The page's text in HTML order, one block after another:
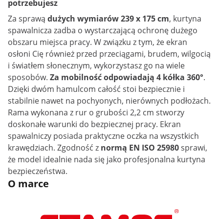
potrzebujesz
Za sprawą dużych wymiarów 239 x 175 cm, kurtyna
spawalnicza zadba o wystarczającą ochronę dużego
obszaru miejsca pracy. W związku z tym, że ekran
osłoni Cię również przed przeciągami, brudem, wilgocią
i światłem słonecznym, wykorzystasz go na wiele
sposobów. Za mobilność odpowiadają 4 kółka 360°.
Dzięki dwóm hamulcom całość stoi bezpiecznie i
stabilnie nawet na pochyonych, nierównych podłożach.
Rama wykonana z rur o grubości 2,2 cm stworzy
doskonałe warunki do bezpiecznej pracy. Ekran
spawalniczy posiada praktyczne oczka na wszystkich
krawędziach. Zgodność z normą EN ISO 25980sprawi,
że model idealnie nada się jako profesjonalna kurtyna
bezpieczeństwa.
O marce